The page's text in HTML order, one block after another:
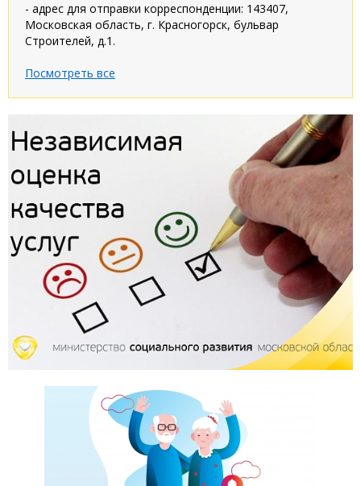
- адрес для отправки корреспонденции: 143407,
Московская область, г. Красногорск, бульвар
Строителей, д.1.
Посмотреть все